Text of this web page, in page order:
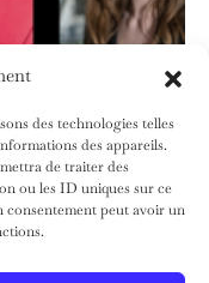
des technologies telles
des appareils.
de traiter des
ou les ID uniques sur ce
consentement peut avoir un